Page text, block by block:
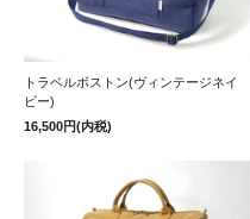
トラベルボストン(ヴィンテージネイ
ビー)
16,500円(内税)